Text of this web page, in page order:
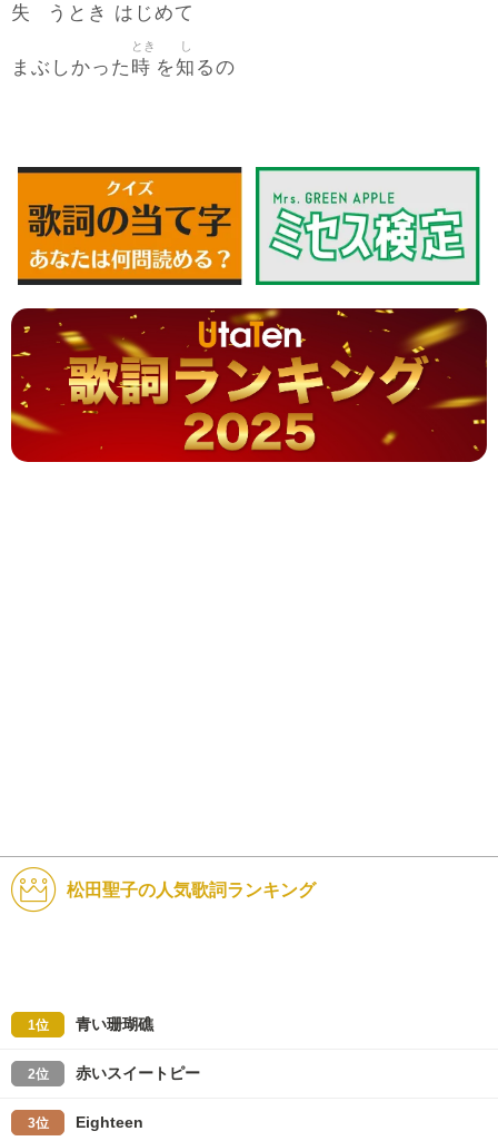
失 うとき はじめて
まぶしかった 時
とき
を知
し
るの
松田聖子の人気歌詞ランキング
1位 青い珊瑚礁
2位 赤いスイートピー
3位 Eighteen